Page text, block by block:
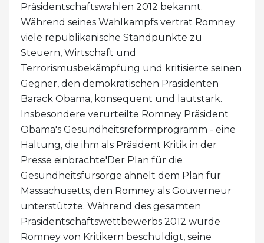
Präsidentschaftswahlen 2012 bekannt.
Während seines Wahlkampfs vertrat Romney
viele republikanische Standpunkte zu
Steuern, Wirtschaft und
Terrorismusbekämpfung und kritisierte seinen
Gegner, den demokratischen Präsidenten
Barack Obama, konsequent und lautstark.
Insbesondere verurteilte Romney Präsident
Obama's Gesundheitsreformprogramm - eine
Haltung, die ihm als Präsident Kritik in der
Presse einbrachte'Der Plan für die
Gesundheitsfürsorge ähnelt dem Plan für
Massachusetts, den Romney als Gouverneur
unterstützte. Während des gesamten
Präsidentschaftswettbewerbs 2012 wurde
Romney von Kritikern beschuldigt, seine